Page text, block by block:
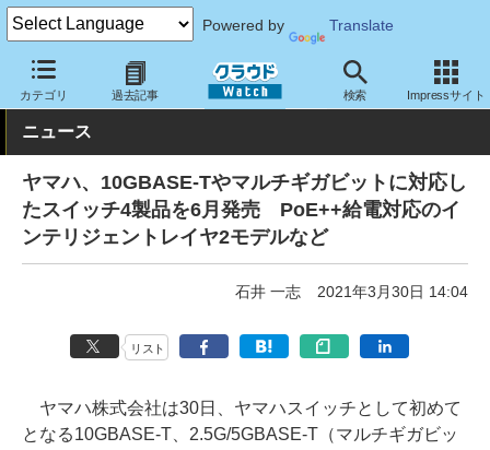
Powered by Translate
カテゴリ 過去記事 検索 Impressサイト
クラウド Watch ネットワーク スイッチ
ニュース
ヤマハ、10GBASE-Tやマルチギガビットに対応し
たスイッチ4製品を6月発売 PoE++給電対応のイ
ンテリジェントレイヤ2モデルなど
石井 一志 2021年3月30日 14:04
リスト
ヤマハ株式会社は30日、ヤマハスイッチとして初めて
となる10GBASE-T、2.5G/5GBASE-T（マルチギガビッ